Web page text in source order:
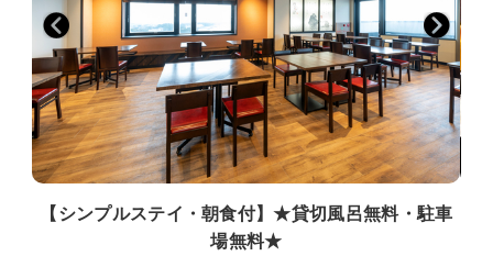
・車 ：二見JCTより約5分
【周辺観光地への車でのアクセス】
・伊勢神宮(内宮)まで約15分
・伊勢神宮(外宮)まで約20分
・夫婦岩まで約3分
・伊勢シーパラダイスまで約3分
・鳥羽水族館まで約15分
・志摩スペイン村まで約35分
【無料送迎バスのご案内(要予約)】
伊勢市駅～ホテル間の送迎バスが運行しております。
【シンプルステイ・朝食付】★貸切風呂無料・駐車
場無料★